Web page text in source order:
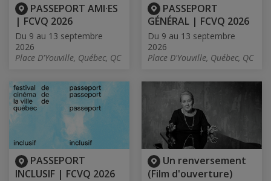
PASSEPORT AMI·ES
| FCVQ 2026
Du 9 au 13 septembre
2026
Place D'Youville, Québec, QC
PASSEPORT
GÉNÉRAL | FCVQ 2026
Du 9 au 13 septembre
2026
Place D'Youville, Québec, QC
PASSEPORT
INCLUSIF | FCVQ 2026
Un renversement
(Film d'ouverture)